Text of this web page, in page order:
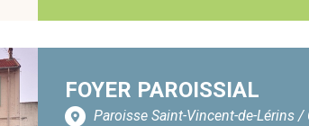
FOYER PAROISSIAL
Paroisse Saint-Vincent-de-Lérins /